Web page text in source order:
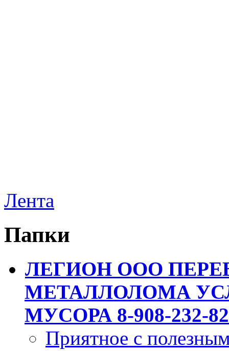
Лента
Папки
ЛЕГИОН ООО
МЕТАЛЛОЛОМА
МУСОРА 8-908-232-
Приятное с